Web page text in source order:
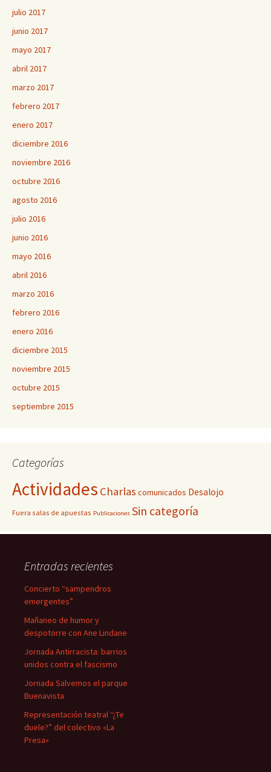
julio 2017
junio 2017
mayo 2017
abril 2017
marzo 2017
febrero 2017
enero 2017
diciembre 2016
noviembre 2016
octubre 2016
agosto 2016
julio 2016
junio 2016
mayo 2016
abril 2016
marzo 2016
febrero 2016
enero 2016
diciembre 2015
noviembre 2015
octubre 2015
septiembre 2015
Categorías
Actividades Charlas comunicados Desalojo
Fuera salas de apuestas Publicaciones Sin categoría
Entradas recientes
Concierto “sampendros
emergentes”
Mañaneo de humor y
despotorre con Ane Lindane
Jornada Antirracista: barrios
unidos contra el fascismo
Jornada Salvemos el parque
Buenavista
Representación teatral “¿Te
duele?” del colectivo «La
Presa»